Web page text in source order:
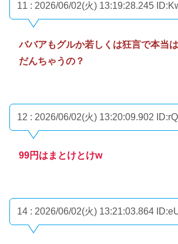
11 : 2026/06/02(火) 13:19:28.245
ババアもグルか若しくは狂言で本当
だんちゃうの？
12 : 2026/06/02(火) 13:20:09.902
99円はまとけとけw
14 : 2026/06/02(火) 13:21:03.864